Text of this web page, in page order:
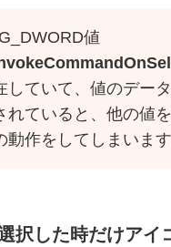
値
していて、値のデー
れていると、他の値
動作をしてしまいます
択した時だけアイ